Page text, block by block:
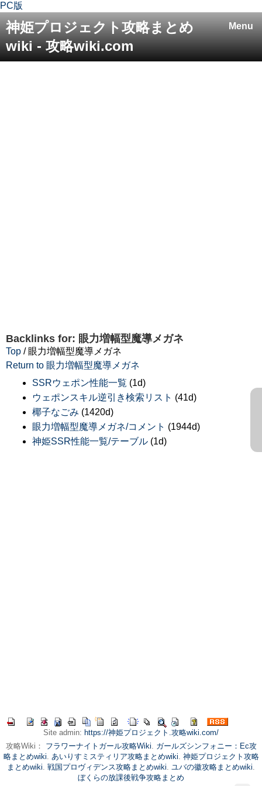
PC版
Menu
神姫プロジェクト攻略まとめ
wiki - 攻略wiki.com
Backlinks for: 眼力増幅型魔導メガネ
Top / 眼力増幅型魔導メガネ
Return to 眼力増幅型魔導メガネ
SSRウェポン性能一覧 (1d)
ウェポンスキル逆引き検索リスト (41d)
椰子なごみ (1420d)
眼力増幅型魔導メガネ/コメント (1944d)
神姫SSR性能一覧/テーブル (1d)
Site admin: https://神姫プロジェクト.攻略wiki.com/
攻略Wiki： フラワーナイトガール攻略Wiki. ガールズシンフォニー：Ec攻
略まとめwiki. あいりすミスティリア攻略まとめwiki. 神姫プロジェクト攻略
まとめwiki. 戦国プロヴィデンス攻略まとめwiki. ユバの徽攻略まとめwiki.
ぼくらの放課後戦争攻略まとめ